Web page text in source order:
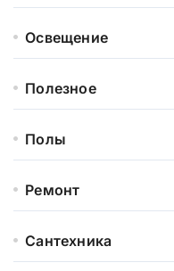
Освещение
Полезное
Полы
Ремонт
Сантехника